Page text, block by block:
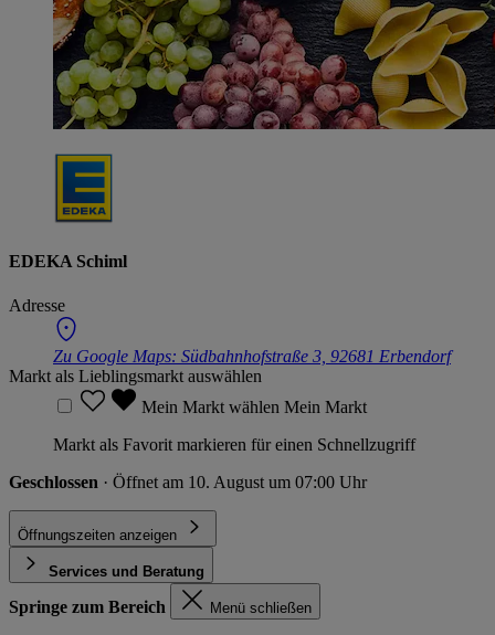
EDEKA Schiml
Adresse
Zu Google Maps: Südbahnhofstraße 3, 92681 Erbendorf
Markt als Lieblingsmarkt auswählen
Mein Markt wählen Mein Markt
Markt als Favorit markieren für einen Schnellzugriff
Geschlossen · Öffnet am 10. August um 07:00 Uhr
Öffnungszeiten anzeigen
Services und Beratung
Springe zum Bereich Menü schließen